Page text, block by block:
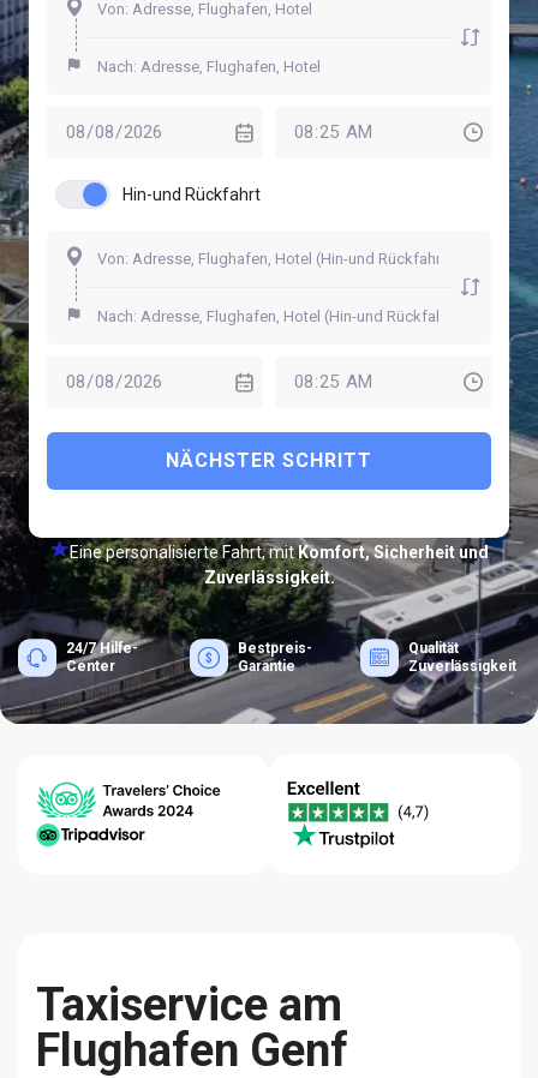
Hin-und Rückfahrt
NÄCHSTER SCHRITT
Eine personalisierte Fahrt, mitKomfort, Sicherheit und
Zuverlässigkeit.
24/7 Hilfe-
Center
Bestpreis-
Garantie
Qualität
Zuverlässigkeit
Taxiservice am
Flughafen Genf